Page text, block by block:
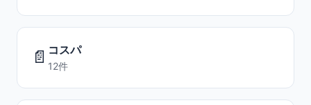
📄 コスパ
12件